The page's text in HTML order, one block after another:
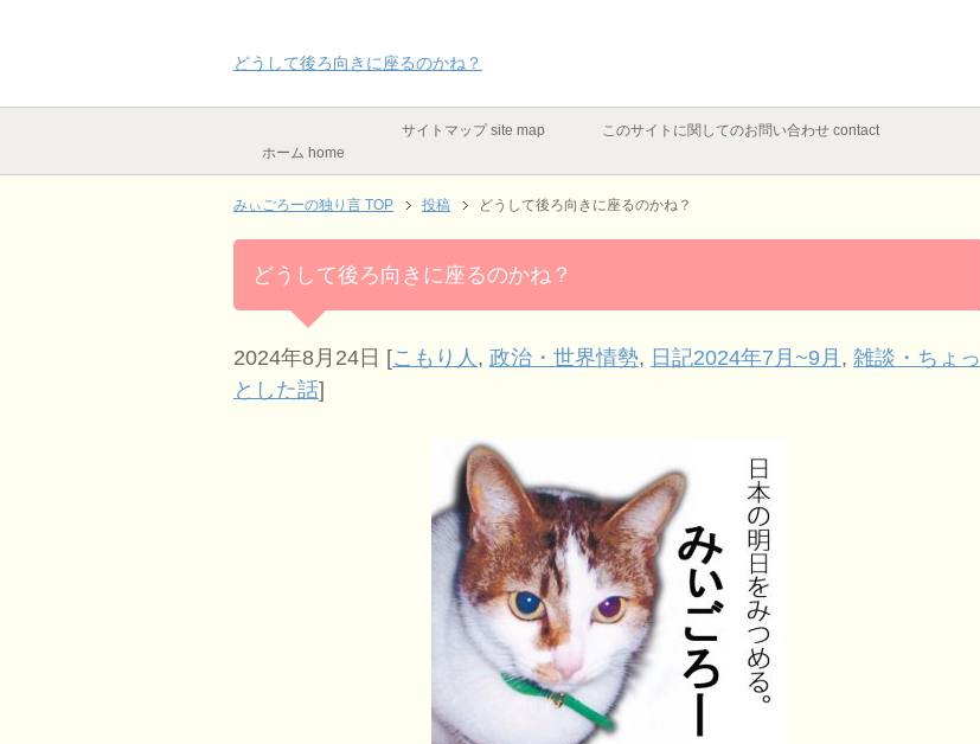
どうして後ろ向きに座るのかね？
ホーム home
サイトマップ site map このサイトに関してのお問い合わせ contact
みぃごろーの独り言 TOP 投稿 どうして後ろ向きに座るのかね？
どうして後ろ向きに座るのかね？
2024年8月24日 [こもり人 , 政治・世界情勢, 日記2024年7月~9月 , 雑談・ちょっ
とした話]